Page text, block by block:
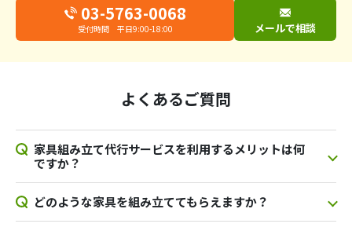
03-5763-0068
受付時間 平日9:00-18:00 メールで相談
よくあるご質問
家具組み立て代行サービスを利用するメリットは何
ですか？
どのような家具を組み立ててもらえますか？